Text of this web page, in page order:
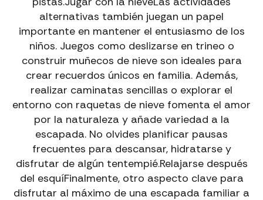
alternativas también juegan un papel
importante en mantener el entusiasmo de los
niños. Juegos como deslizarse en trineo o
construir muñecos de nieve son ideales para
crear recuerdos únicos en familia. Además,
realizar caminatas sencillas o explorar el
entorno con raquetas de nieve fomenta el amor
por la naturaleza y añade variedad a la
escapada. No olvides planificar pausas
frecuentes para descansar, hidratarse y
disfrutar de algún tentempié.Relajarse después
del esquíFinalmente, otro aspecto clave para
disfrutar al máximo de una escapada familiar a